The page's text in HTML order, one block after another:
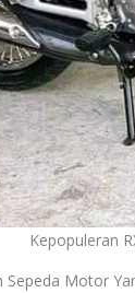
Kepopuleran
Sepeda Motor